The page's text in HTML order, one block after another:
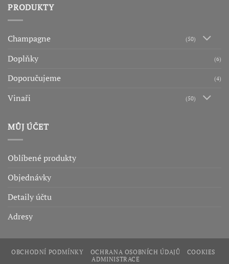
PRODUKTY
Champagne (50)
Doplňky (6)
Doporučujeme (4)
Vinaři (50)
MŮJ ÚČET
Oblíbené produkty
Objednávky
Detaily účtu
Adresy
OBCHODNÍ PODMÍNKY OCHRANA OSOBNÍCH ÚDAJŮ
COOKIES
ADMINISTRACE